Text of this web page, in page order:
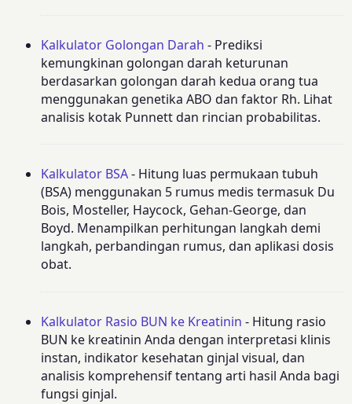
Kalkulator Golongan Darah - Prediksi
kemungkinan golongan darah keturunan
berdasarkan golongan darah kedua orang tua
menggunakan genetika ABO dan faktor Rh. Lihat
analisis kotak Punnett dan rincian probabilitas.
Kalkulator BSA- Hitung luas permukaan tubuh
(BSA) menggunakan 5 rumus medis termasuk Du
Bois, Mosteller, Haycock, Gehan-George, dan
Boyd. Menampilkan perhitungan langkah demi
langkah, perbandingan rumus, dan aplikasi dosis
obat.
Kalkulator Rasio BUN ke Kreatinin - Hitung rasio
BUN ke kreatinin Anda dengan interpretasi klinis
instan, indikator kesehatan ginjal visual, dan
analisis komprehensif tentang arti hasil Anda bagi
fungsi ginjal.